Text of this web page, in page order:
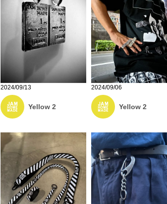
2024/09/13
Yellow 2
2024/09/06
Yellow 2